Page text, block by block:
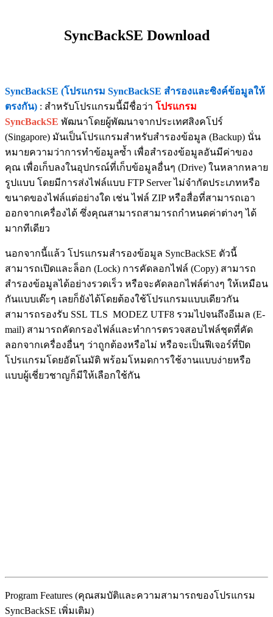
SyncBackSE Download
SyncBackSE (โปรแกรม SyncBackSE สำรองและซิงค์ข้อมูลให้
ตรงกัน) : สำหรับโปรแกรมนี้มีชื่อว่า โปรแกรม
SyncBackSE พัฒนาโดยผู้พัฒนาจากประเทศสิงคโปร์
(Singapore) มันเป็นโปรแกรมสำหรับสำรองข้อมูล (Backup) นั่น
หมายความว่าการทำข้อมูลซ้ำ เพื่อสำรองข้อมูลอันมีค่าของ
คุณ เพื่อเก็บลงในอุปกรณ์ที่เก็บข้อมูลอื่นๆ (Drive) ในหลากหลาย
รูปแบบ โดยมีการส่งไฟล์แบบ FTP Server ไม่จำกัดประเภทหรือ
ขนาดของไฟล์แต่อย่างใด เช่น ไฟล์ ZIP หรือสื่อที่สามารถเอา
ออกจากเครื่องได้ ซึ่งคุณสามารถสามารถกำหนดค่าต่างๆ ได้
มากทีเดียว
นอกจากนี้แล้ว โปรแกรมสำรองข้อมูล SyncBackSE ตัวนี้
สามารถเปิดและล็อก (Lock) การคัดลอกไฟล์ (Copy) สามารถ
สำรองข้อมูลได้อย่างรวดเร็ว หรือจะคัดลอกไฟล์ต่างๆ ให้เหมือน
กันแบบเด๊ะๆ เลยก็ยังได้โดยต้องใช้โปรแกรมแบบเดียวกัน
สามารถรองรับ SSL TLS MODEZ UTF8 รวมไปจนถึงอีเมล (E-
mail) สามารถคัดกรองไฟล์และทำการตรวจสอบไฟล์ชุดที่คัด
ลอกจากเครื่องอื่นๆ ว่าถูกต้องหรือไม่ หรือจะเป็นฟีเจอร์ที่ปิด
โปรแกรมโดยอัตโนมัติ พร้อมโหมดการใช้งานแบบง่ายหรือ
แบบผู้เชี่ยวชาญก็มีให้เลือกใช้กัน
Program Features (คุณสมบัติและความสามารถของโปรแกรม
SyncBackSE เพิ่มเติม)